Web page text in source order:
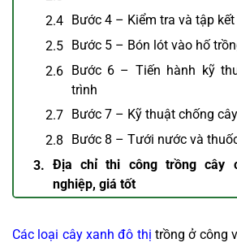
Bước 4 – Kiểm tra và tập
Bước 5 – Bón lót vào hố
Bước 6 – Tiến hành kỹ
trình
Bước 7 – Kỹ thuật chống
Bước 8 – Tưới nước và
Địa chỉ thi công trồng cây
nghiệp, giá tốt
Các loại cây xanh đô thị trồng ở công